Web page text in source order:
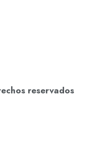
reservados